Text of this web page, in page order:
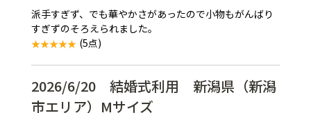
派手すぎず、でも華やかさがあったので小物もがんばり
すぎずのそろえられました。
(5点)
2026/6/20 結婚式利用 新潟県（新潟
市エリア）Mサイズ